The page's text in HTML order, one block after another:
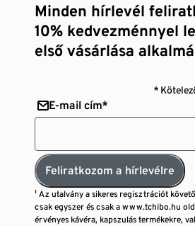
Minden hírlevél
10% kedvezménnyel
első vásárlása
*
E-mail cím*
Feliratkozom a hírlevélre
¹ Az utalvány a sikeres regisztrációt
csak egyszer és csak a www.tchibo.hu
érvényes kávéra, kapszulás termékekre,